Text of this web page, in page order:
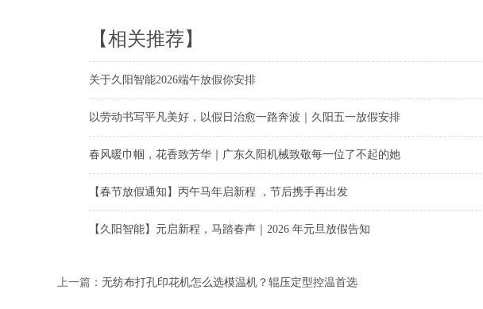
【相关推荐】
关于久阳智能2026端午放假你安排
以劳动书写平凡美好，以假日治愈一路奔波｜久阳五一放假安排
春风暖巾帼，花香致芳华｜广东久阳机械致敬每一位了不起的她
【春节放假通知】丙午马年启新程 ，节后携手再出发
【久阳智能】元启新程，马踏春声｜2026 年元旦放假告知
上一篇： 无纺布打孔印花机怎么选模温机？辊压定型控温首选